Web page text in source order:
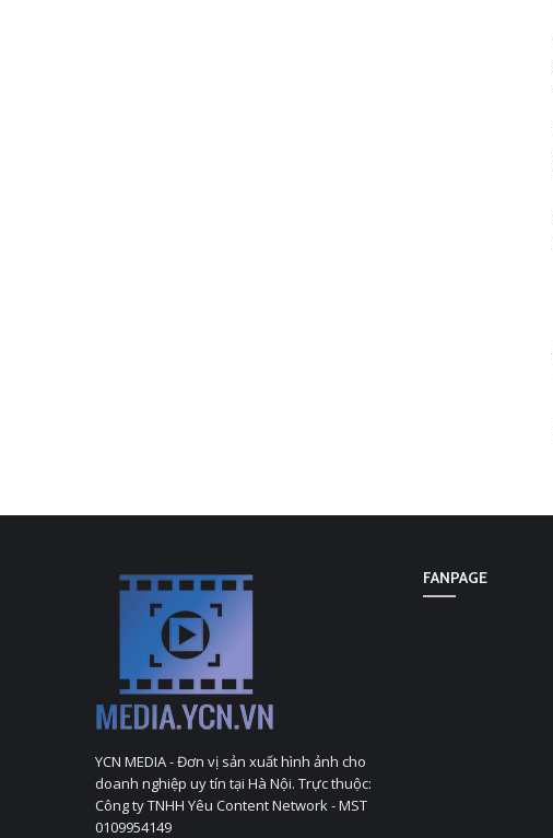
YCN MEDIA - Đơn vị sản xuất hình ảnh cho
doanh nghiệp uy tín tại Hà Nội. Trực thuộc:
Công ty TNHH Yêu Content Network - MST
0109954149
FANPAGE